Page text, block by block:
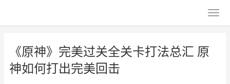
《原神》完美过关全关卡打法总汇 原
神如何打出完美回击